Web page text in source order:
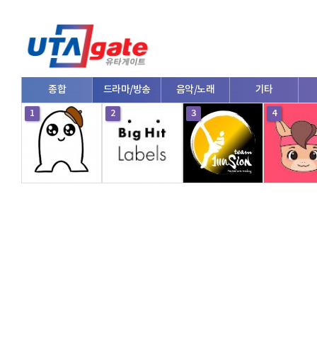
종합 드라마/방송 음악/노래 기타
V로그/소통 영화/뮤지컬 연예인 한류/외국인
댄스 e스포츠 자동차 커플/연애
1 2 3 4